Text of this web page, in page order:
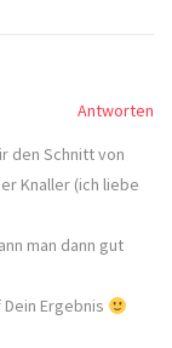
Antworten
den Schnitt von
Knaller (ich liebe
man dann gut
Ergebnis